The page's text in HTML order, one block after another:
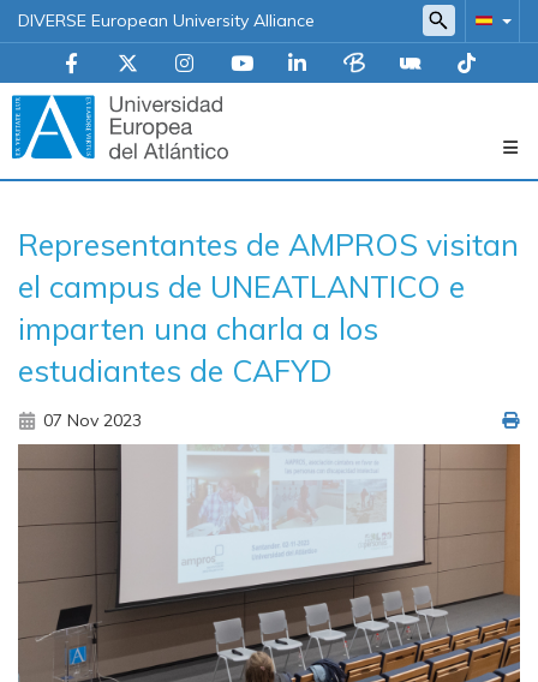
DIVERSE European University Alliance
principal
Representantes de AMPROS visitan
el campus de UNEATLANTICO e
imparten una charla a los
estudiantes de CAFYD
07 Nov 2023